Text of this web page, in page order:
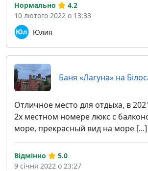
Юлия
Нормально
4.2
10 лютого 2022 о 13:33
Баня «Лагуна» на
Отличное место для отдыха, в
2х местном номере люкс с
море, прекрасный вид на море [...]
Відмінно
5.0
9 січня 2022 о 23:27